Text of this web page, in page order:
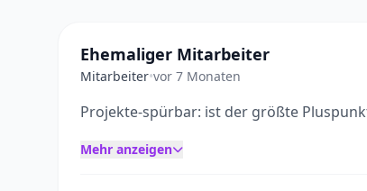
Ehemaliger Mitarbeiter
Mitarbeiter•vor 7 Monaten
Projekte-spürbar: ist der größte
Mehr anzeigen